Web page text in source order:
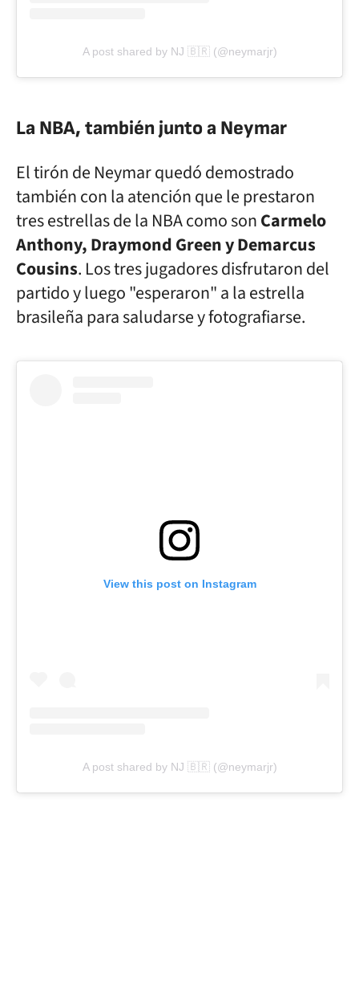
A post shared by NJ 🇧🇷 (@neymarjr)
La NBA, también junto a Neymar
El tirón de Neymar quedó demostrado
también con la atención que le prestaron
tres estrellas de la NBA como sonCarmelo
Anthony, Draymond Green y Demarcus
Cousins. Los tres jugadores disfrutaron del
partido y luego "esperaron" a la estrella
brasileña para saludarse y fotografiarse.
View this post on Instagram
A post shared by NJ 🇧🇷 (@neymarjr)